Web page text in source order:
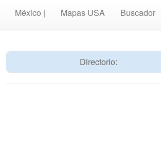
México | Mapas USA Buscador
Directorio: